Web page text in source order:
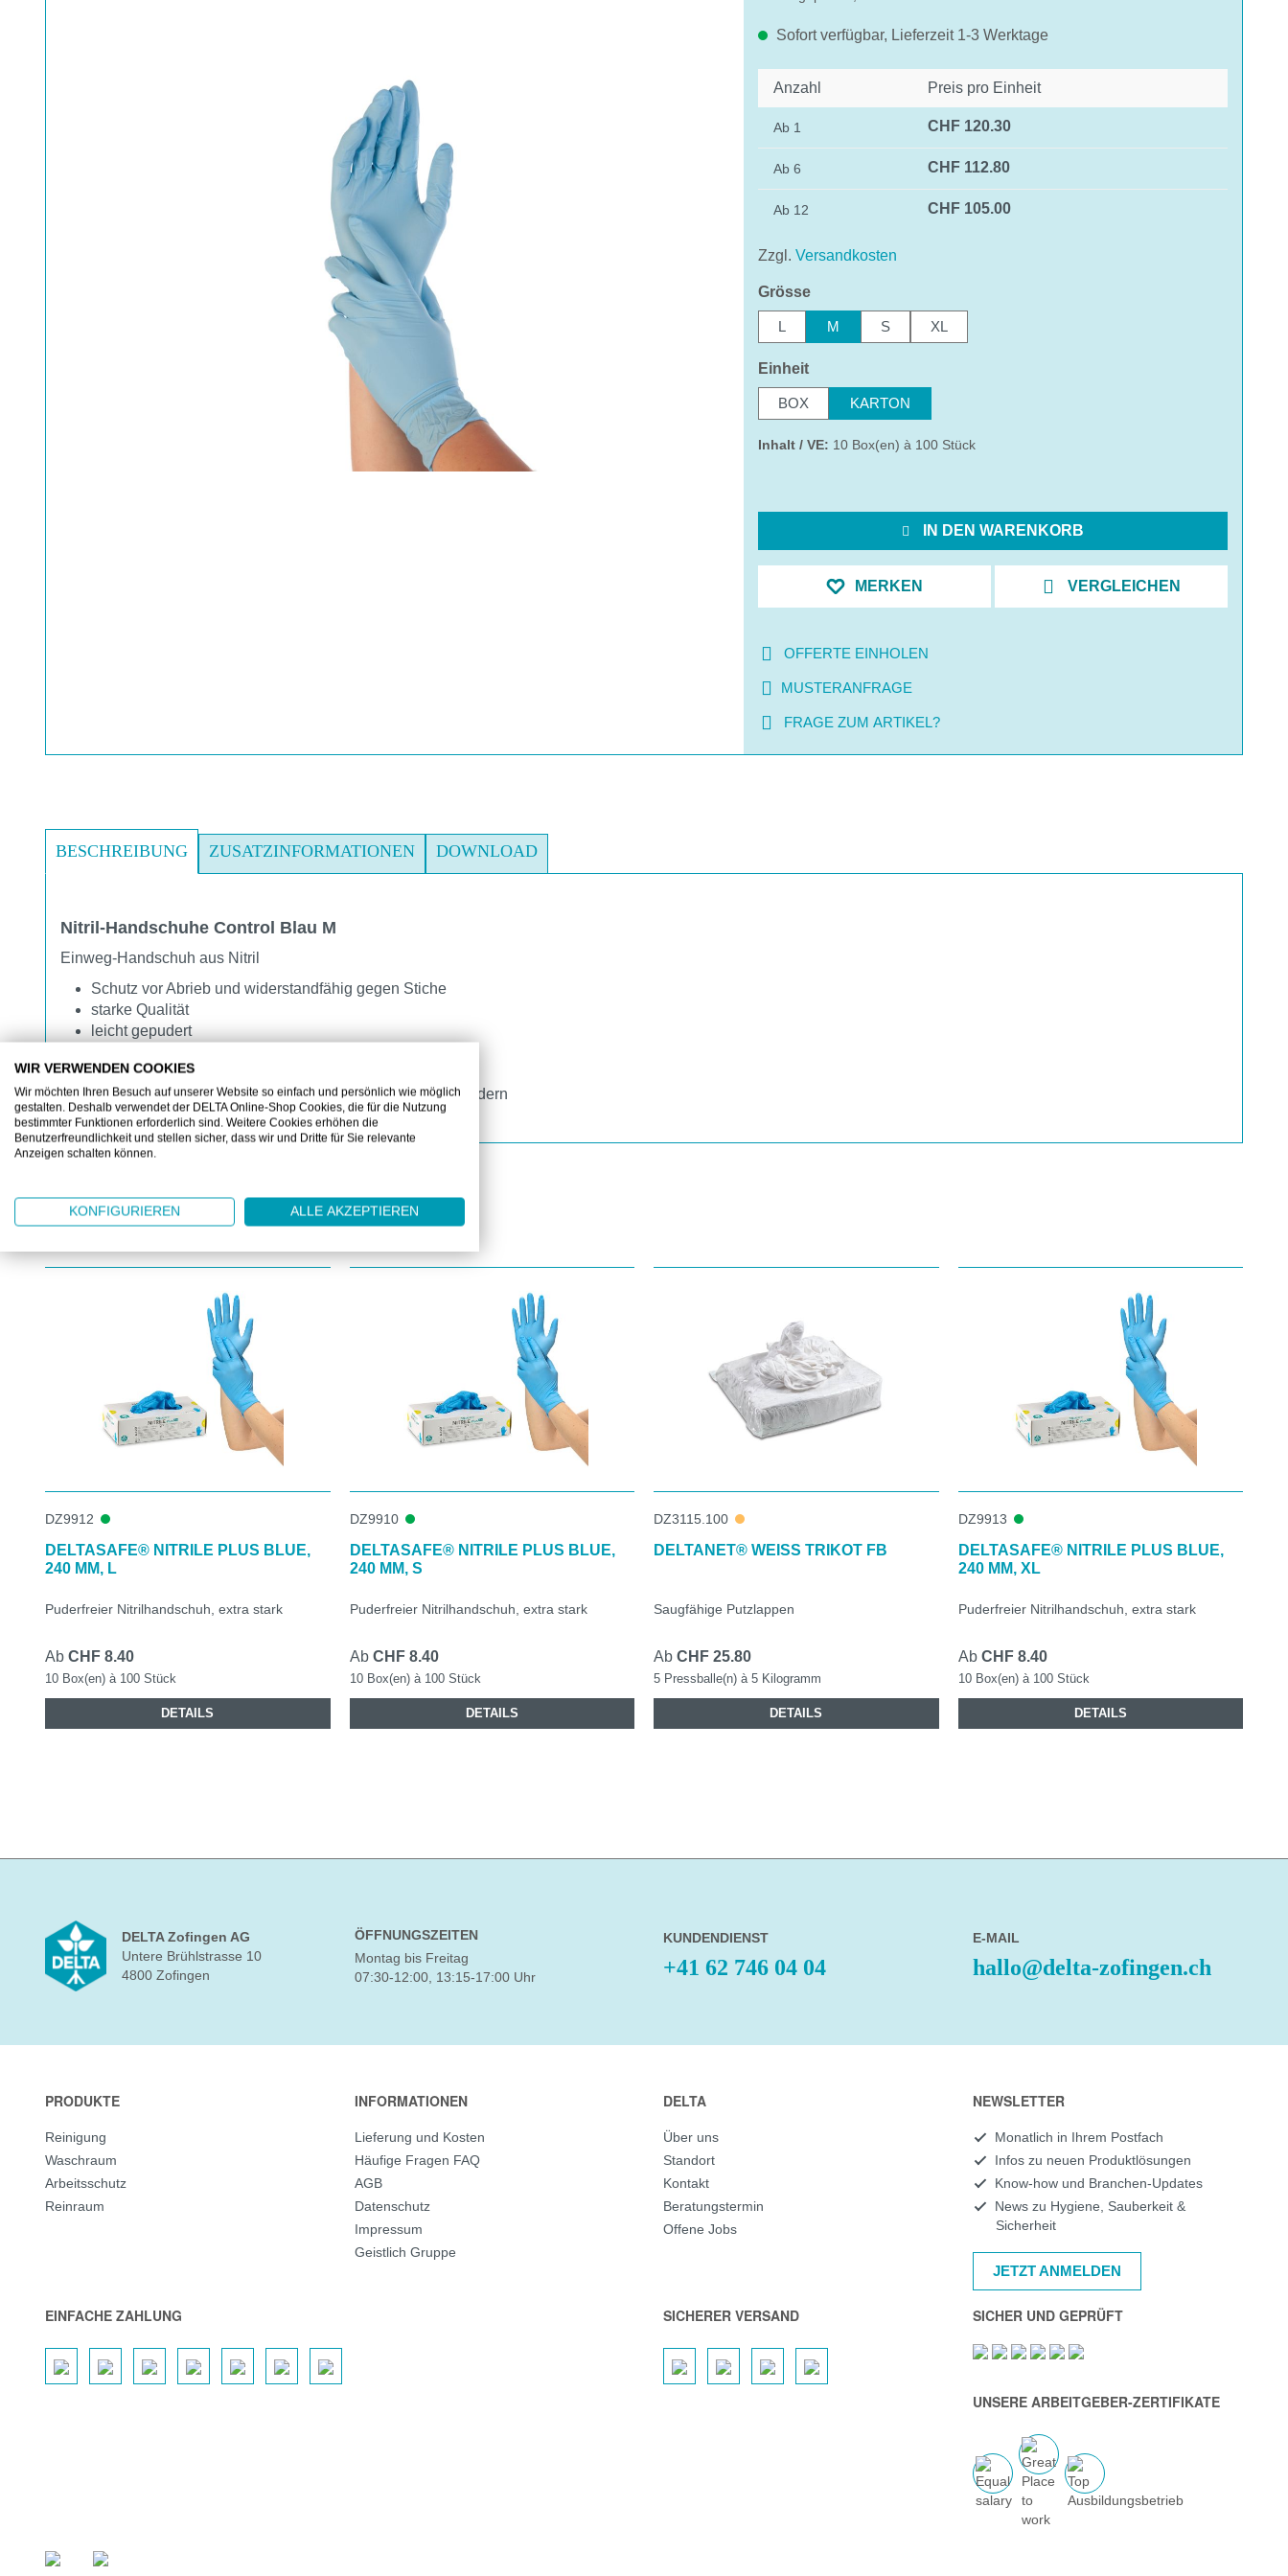
Sofort verfügbar, Lieferzeit 1-3 Werktage
Anzahl Preis pro Einheit
Ab 1 CHF 120.30
Ab 6 CHF 112.80
Ab 12 CHF 105.00
Zzgl. Versandkosten
Grösseauswählen
L M S XL
Einheitauswählen
BOX KARTON
Inhalt / VE: 10 Box(en) à 100 Stück
IN DEN WARENKORB
MERKEN VERGLEICHEN
OFFERTE EINHOLEN
MUSTERANFRAGE
FRAGE ZUM ARTIKEL?
BESCHREIBUNG ZUSATZINFORMATIONEN DOWNLOAD
Nitril-Handschuhe Control Blau M
Einweg-Handschuh aus Nitril
Schutz vor Abrieb und widerstandfähig gegen Stiche
starke Qualität
leicht gepudert
extrem flexibel und hervorragendes Tastempfinden
ideal bei Arbeiten die eine Öl- und Fettbeständigkeit erfordern
Produktgalerie überspringen
DZ9912
DELTASAFE® NITRILE PLUS BLUE,
240 MM, L
Puderfreier Nitrilhandschuh, extra stark
Ab CHF 8.40
10 Box(en) à 100 Stück
DETAILS
DZ9910
DELTASAFE® NITRILE PLUS BLUE,
240 MM, S
Puderfreier Nitrilhandschuh, extra stark
Ab CHF 8.40
10 Box(en) à 100 Stück
DETAILS
DZ3115.100
DELTANET® WEISS TRIKOT FB
Saugfähige Putzlappen
Ab CHF 25.80
5 Pressballe(n) à 5 Kilogramm
DETAILS
DZ9913
DELTASAFE® NITRILE PLUS BLUE,
240 MM, XL
Puderfreier Nitrilhandschuh, extra stark
Ab CHF 8.40
10 Box(en) à 100 Stück
DETAILS
DELTA Zofingen AG
Untere Brühlstrasse 10
4800 Zofingen
ÖFFNUNGSZEITEN
Montag bis Freitag
07:30-12:00, 13:15-17:00 Uhr
KUNDENDIENST
+41 62 746 04 04
E-MAIL
hallo@delta-zofingen.ch
PRODUKTE
Reinigung
Waschraum
Arbeitsschutz
Reinraum
INFORMATIONEN
Lieferung und Kosten
Häufige Fragen FAQ
AGB
Datenschutz
Impressum
Geistlich Gruppe
DELTA
Über uns
Standort
Kontakt
Beratungstermin
Offene Jobs
NEWSLETTER
Monatlich in Ihrem Postfach
Infos zu neuen Produktlösungen
Know-how und Branchen-Updates
News zu Hygiene, Sauberkeit &
Sicherheit
JETZT ANMELDEN
EINFACHE ZAHLUNG SICHERER VERSAND SICHER UND GEPRÜFT
UNSERE ARBEITGEBER-ZERTIFIKATE
WIR VERWENDEN COOKIES
Wir möchten Ihren Besuch auf unserer Website so einfach und persönlich wie möglich
gestalten. Deshalb verwendet der DELTA Online-Shop Cookies, die für die Nutzung
bestimmter Funktionen erforderlich sind. Weitere Cookies erhöhen die
Benutzerfreundlichkeit und stellen sicher, dass wir und Dritte für Sie relevante
Anzeigen schalten können.
KONFIGURIEREN ALLE AKZEPTIEREN